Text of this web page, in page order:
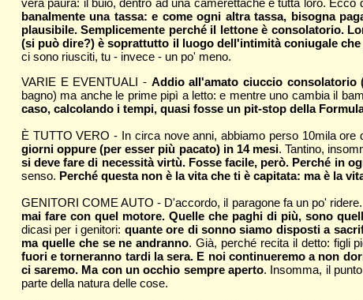
banalmente una tassa: e come ogni altra tassa, bisogna
plausibile. Semplicemente perché il lettone è consolatorio.
(si può dire?) è soprattutto il luogo dell'intimità coniugale
ci sono riusciti, tu - invece - un po' meno.
VARIE E EVENTUALI - Addio all'amato ciuccio
bagno) ma anche le prime pipì a letto: e mentre uno cambia il
caso, calcolando i tempi, quasi fosse un pit-stop della
È TUTTO VERO - In circa nove anni, abbiamo perso 10mila ore
giorni oppure (per esser più pacato) in 14 mesi. Tantino,
si deve fare di necessità virtù. Fosse facile, però. Perché in
senso. Perché questa non è la vita che ti è capitata: ma è la
GENITORI COME AUTO - D'accordo, il paragone fa un po'
mai fare con quel motore. Quelle che paghi di più, sono
dicasi per i genitori: quante ore di sonno siamo disposti a
ma quelle che se ne andranno. Già, perché recita il detto: figli
fuori e torneranno tardi la sera. E noi continueremo a non
ci saremo. Ma con un occhio sempre aperto. Insomma, il
parte della natura delle cose.